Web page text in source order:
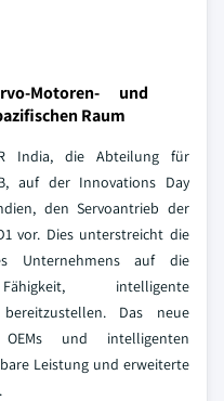
Motoren- und
Raum
India, die Abteilung für
auf der Innovations Day
den Servoantrieb der
vor. Dies unterstreicht die
Unternehmens auf die
intelligente
bereitzustellen. Das neue
OEMs und intelligenten
Leistung und erweiterte